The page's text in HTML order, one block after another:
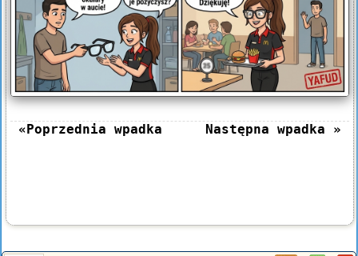
«Poprzednia wpadka Następna wpadka »